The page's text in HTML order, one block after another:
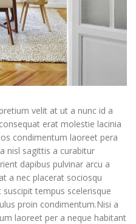
velit at ut a nunc id a
erat molestie lacinia
condimentum laoreet pera
nisl sagittis a curabitur
dapibus pulvinar arcu a
a nec placerat sociosqu
tempus scelerisque
proin condimentum.Nisi a
laoreet per a neque habitant